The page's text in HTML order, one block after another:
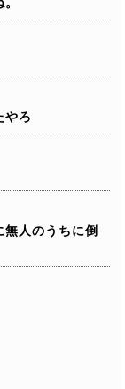
やろ
人のうちに倒